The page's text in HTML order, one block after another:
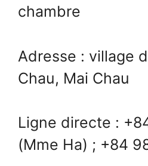
chambre
Adresse : village
Chau, Mai Chau
Ligne directe :
(Mme Ha) ; +84